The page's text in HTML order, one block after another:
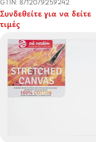
Συνδεθείτε για να δείτε
τιμές